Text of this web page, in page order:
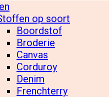
op soort
Boordstof
Broderie
Canvas
Corduroy
Denim
Frenchterry